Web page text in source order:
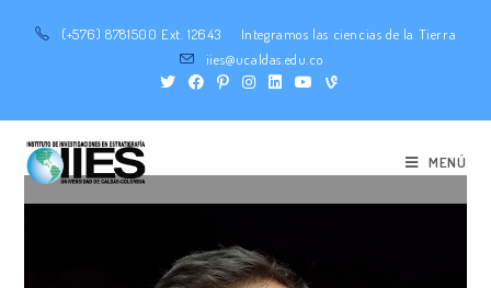
(+576) 8781500 Ext. 12643
Integramos las ciencias de la Tierra
iies@ucaldas.edu.co
MENÚ